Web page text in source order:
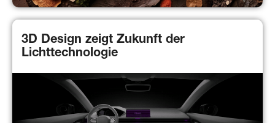
3D Design zeigt Zukunft der
Lichttechnologie